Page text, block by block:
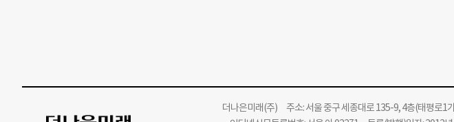
더나은미래(주)주소: 서울 중구 세종대로 135-9, 4층(태평로